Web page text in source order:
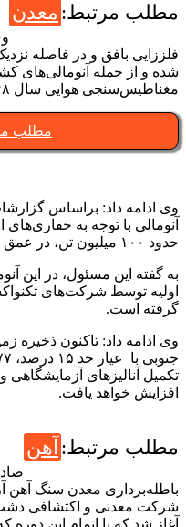
مرتبط:معدن
بافق و در فاصله
و از جمله آنومالی‌های
هوایی سال ۱۳۴۸ شمسی است.
مطلب
ادامه داد: براساس گزارشات
با توجه به حفاری‌های
تن، در عمق ۱۶۰ متری برآورد شده است.
گفته این مسئول، در این
توسط شرکت‌های
است.
ادامه داد: تاکنون ذخیره
آنالیزهای آزمایشگاهی
خواهد یافت.
مرتبط:آهن
معدنی و اکتشافی دشت
شد که با اتمام این دوره